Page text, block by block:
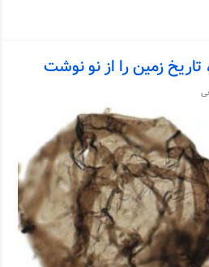
تاریخ زمین را از نو نوشت